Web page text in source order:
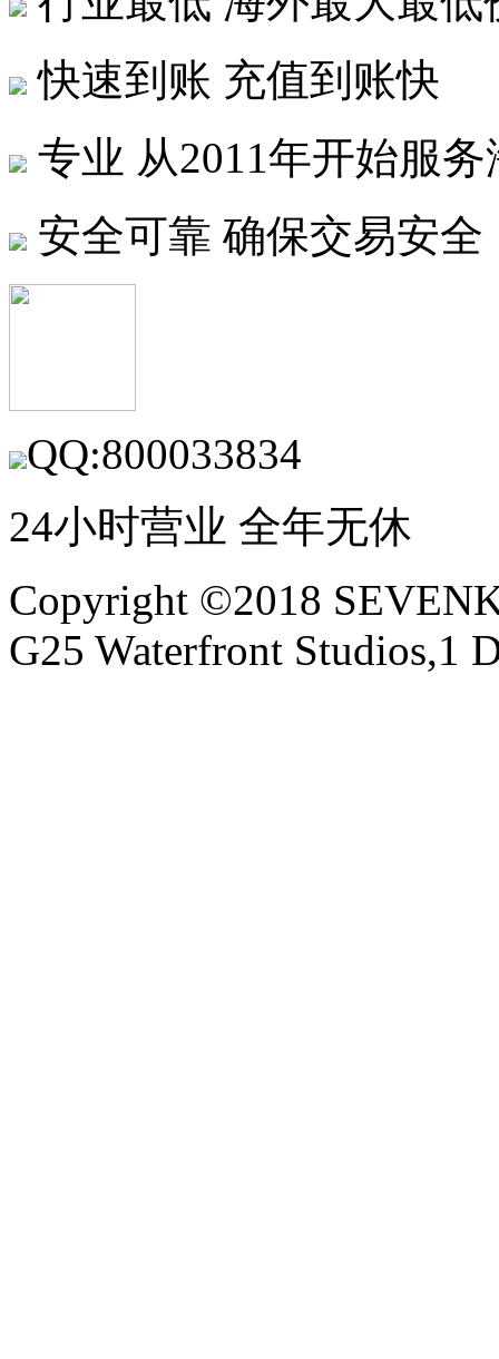
快速到账 充值到账快
专业 从2011年开始服
安全可靠 确保交易安全
QQ:800033834
24小时营业 全年无休
Copyright ©2018
G25 Waterfront Studios,1